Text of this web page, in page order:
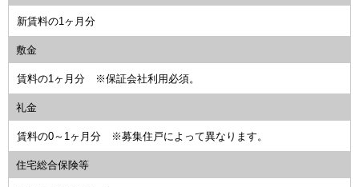
新賃料の1ヶ月分
敷金
賃料の1ヶ月分 ※保証会社利用必須。
礼金
賃料の0～1ヶ月分 ※募集住戸によって異なります。
住宅総合保険等